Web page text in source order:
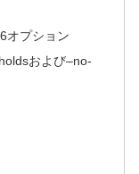
オプション
および–no-